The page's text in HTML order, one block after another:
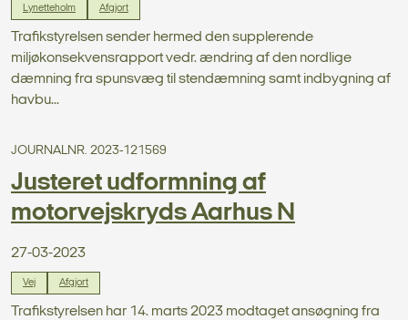
Lynetteholm Afgjort
Trafikstyrelsen sender hermed den supplerende
miljøkonsekvensrapport vedr. ændring af den nordlige
dæmning fra spunsvæg til stendæmning samt indbygning af
havbu...
JOURNALNR. 2023-121569
Justeret udformning af
motorvejskryds Aarhus N
27-03-2023
Vej Afgjort
Trafikstyrelsen har 14. marts 2023 modtaget ansøgning fra